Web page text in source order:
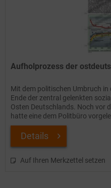
Aufholprozess der
Mit dem politischen Umbruch
Ende der zentral gelenkten
Osten Deutschlands. Noch vor
hatte eine dem Politbüro
Details
Auf Ihren Merkzettel setzen